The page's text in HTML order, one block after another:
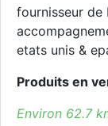
fournisseur de
etats unis &
Produits en
Environ 62.7